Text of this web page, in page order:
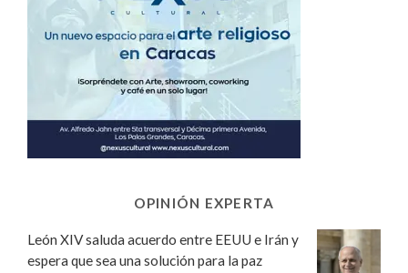
OPINIÓN EXPERTA
León XIV saluda acuerdo entre EEUU e Irán y
espera que sea una solución para la paz